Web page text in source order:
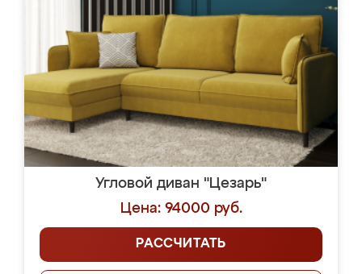
Угловой диван "Цезарь"
Цена: 94000 руб.
РАССЧИТАТЬ